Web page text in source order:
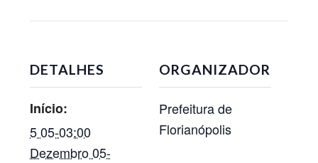
DETALHES
Início:
5 05-03:00
Dezembro 05-
ORGANIZADOR
Prefeitura de
Florianópolis